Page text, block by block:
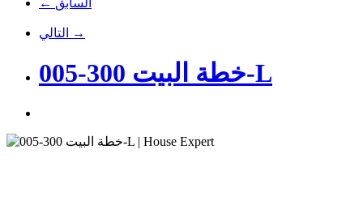
التالي →
خطة البيت 300-005-L